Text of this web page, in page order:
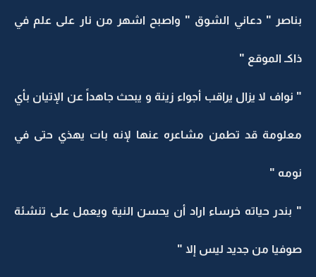
بناصر " دعاني الشوق " واصبح اشهر من نار على علم في
ذاكـ الموقع "
" نواف لا يزال يراقب أجواء زينة و يبحث جاهداً عن الإتيان بأي
معلومة قد تطمن مشاعره عنها لإنه بات يهذي حتى في
نومه "
" بندر حياته خرساء اراد أن يحسن النية ويعمل على تنشئة
صوفيا من جديد ليس إلا "